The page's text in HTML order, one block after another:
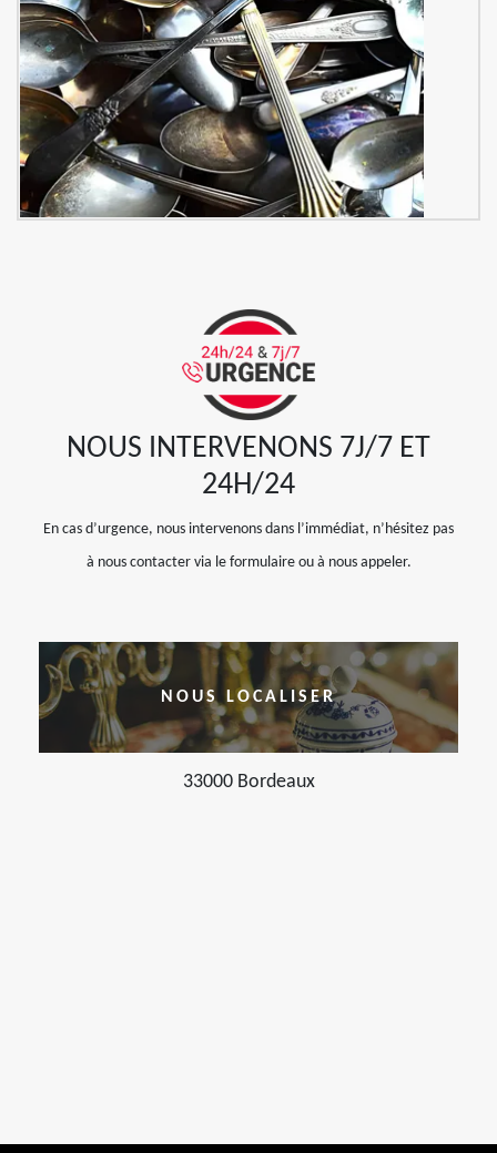
NOUS INTERVENONS 7J/7 ET
24H/24
En cas d’urgence, nous intervenons dans l’immédiat, n’hésitez pas
à nous contacter via le formulaire ou à nous appeler.
NOUS LOCALISER
33000 Bordeaux